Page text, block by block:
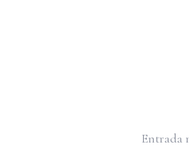
Entrada